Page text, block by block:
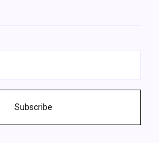
Subscribe